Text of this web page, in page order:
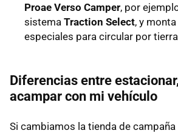
Proae Verso Camper, por
sistema Traction Select, y
especiales para circular por
Diferencias entre
acampar con mi vehículo
Si cambiamos la tienda de